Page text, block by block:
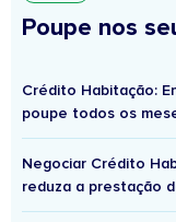
Poupe nos
Crédito Habitação:
poupe todos os
Negociar Crédito
reduza a prestação